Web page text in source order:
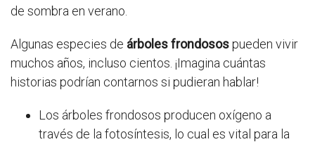
de sombra en verano.
Algunas especies de árboles frondosospueden vivir
muchos años, incluso cientos. ¡Imagina cuántas
historias podrían contarnos si pudieran hablar!
Los árboles frondosos producen oxígeno a
través de la fotosíntesis, lo cual es vital para la